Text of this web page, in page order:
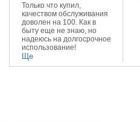
Только что купил,
качеством обслуживания
доволен на 100. Как в
быту еще не знаю, но
надеюсь на долгосрочное
использование!
Ще